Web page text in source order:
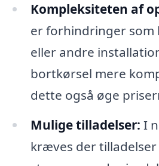
Kompleksiteten af
er forhindringer som
eller andre
bortkørsel mere
dette også øge
Mulige tilladelser: I
kræves der